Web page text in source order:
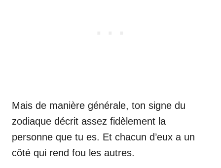
Mais de manière générale, ton signe du
zodiaque décrit assez fidèlement la
personne que tu es. Et chacun d’eux a un
côté qui rend fou les autres.